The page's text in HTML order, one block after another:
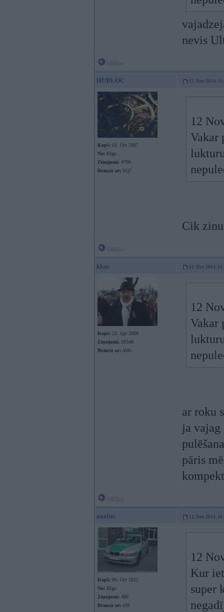
nevis
HUBLOC 12. Nov 2014,
Kopš: 02. Oct 2007
No: Rīga
Ziņojumi: 4796
Braucu ar: SQ7
12
Vakar
Cik
kkas 12. Nov 2014,
Kopš: 22. Apr 2008
Ziņojumi: 10348
Braucu ar: Alfu
12
Vakar
ar roku
ja vajag
pāris
aaziits 12. Nov 2014,
Kopš: 09. Oct 2012
No: Rīga
Ziņojumi: 480
Braucu ar: e39
12
Kur
super